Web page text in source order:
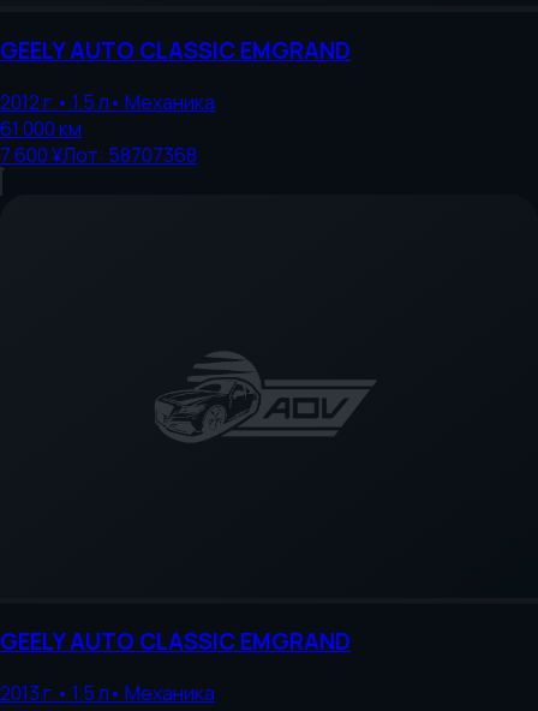
GEELY AUTO CLASSIC EMGRAND
2012г.• 1.5л• Механика
61 000км
7 600 ¥Лот: 58707368
GEELY AUTO CLASSIC EMGRAND
2013г.• 1.5л• Механика